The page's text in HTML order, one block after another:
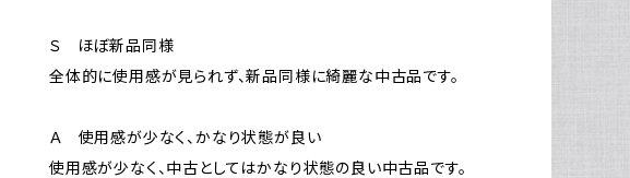
Ｓ ほぼ新品同様
全体的に使用感が見られず、新品同様に綺麗な中古品です。
Ａ 使用感が少なく、かなり状態が良い
使用感が少なく、中古としてはかなり状態の良い中古品です。